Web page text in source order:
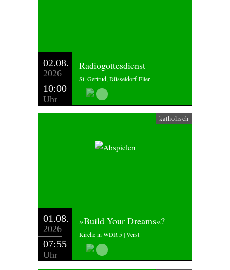
02.08.
2026
10:00
Uhr
Radiogottesdienst
St. Gertrud, Düsseldorf-Eller
katholisch
01.08.
2026
07:55
Uhr
»Build Your Dreams«?
Kirche in WDR 5 | Verst